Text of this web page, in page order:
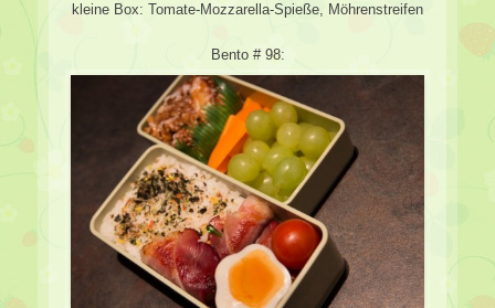
kleine Box: Tomate-Mozzarella-Spieße, Möhrenstreifen
Bento # 98: